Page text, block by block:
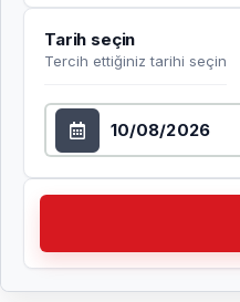
Tarih seçin
Tercih ettiğiniz tarihi seçin
Tarih seçin
Kontrol et Tercih